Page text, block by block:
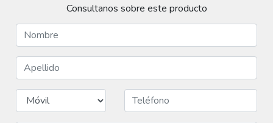
La noche de Revelión a fin de año es otra de las citas
fuegos articificiales.
Consultanos sobre este producto